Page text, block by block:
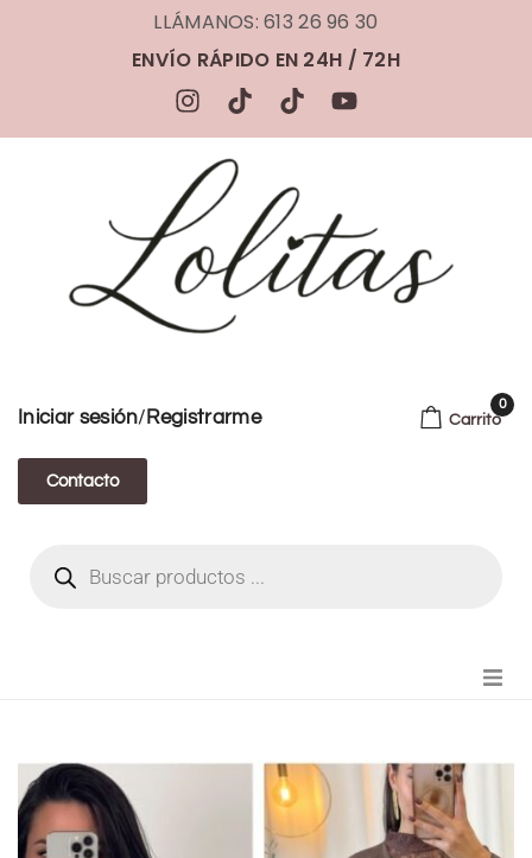
LLÁMANOS: 613 26 96 30
ENVÍO RÁPIDO EN 24H / 72H
Iniciar sesión/ Registrarme
Contacto
Carrito
0
FIANZA TIKTOK